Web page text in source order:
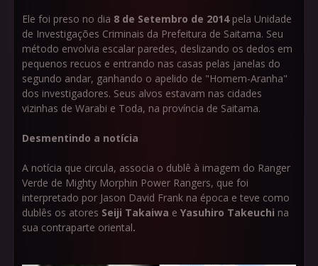
Ele foi preso no dia 8 de Setembro de 2014pela Unidade
de Investigações Criminais da Prefeitura de Saitama. Seu
método envolvia escalar paredes, deslizando os dedos em
pequenos recuos e entrando nas casas pelas janelas do
segundo andar, ganhando o apelido de "Homem-Aranha"
dos investigadores. Seus alvos estavam nas cidades
vizinhas de Warabi e Toda, na província de Saitama.
Desmentindo a notícia
A notícia que circula, associa o dublê à imagem do Ranger
Verde de Mighty Morphin Power Rangers, que foi
interpretado por Jason David Frank na época e teve como
dublês os atores Seiji Takaiwa e Yasuhiro Takeuchi na
sua contraparte oriental.